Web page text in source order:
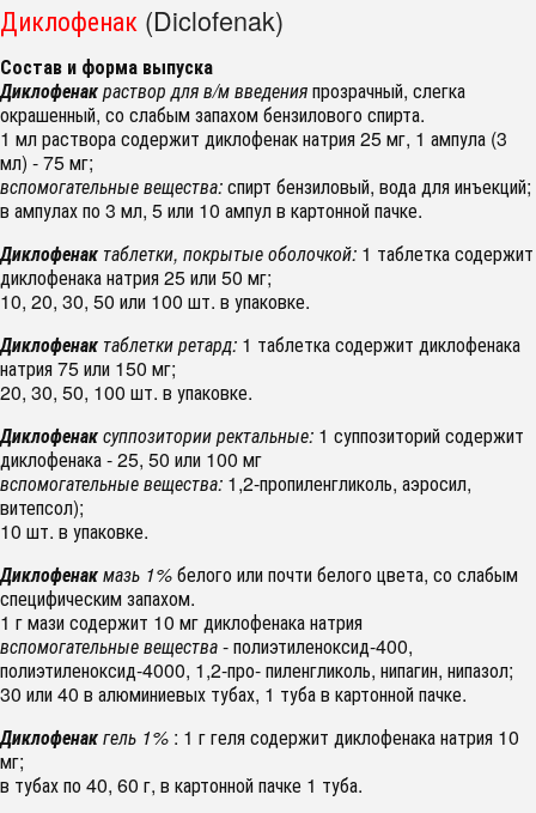
Диклофенак (Diclofenak)
Состав и форма выпуска
Диклофенакраствор для в/м введенияпрозрачный, слегка
окрашенный, со слабым запахом бензилового спирта.
1 мл раствора содержит диклофенак натрия 25 мг, 1 ампула (3
мл) - 75 мг;
вспомогательные вещества:спирт бензиловый, вода для инъекций;
в ампулах по 3 мл, 5 или 10 ампул в картонной пачке.
Диклофенак таблетки, покрытые оболочкой: 1 таблетка содержит
диклофенака натрия 25 или 50 мг;
10, 20, 30, 50 или 100 шт. в упаковке.
Диклофенак таблетки ретард: 1 таблетка содержит диклофенака
натрия 75 или 150 мг;
20, 30, 50, 100 шт. в упаковке.
Диклофенаксуппозитории ректальные: 1 суппозиторий содержит
диклофенака - 25, 50 или 100 мг
вспомогательные вещества: 1,2-пропиленгликоль, аэросил,
витепсол);
10 шт. в упаковке.
Диклофенакмазь 1%белого или почти белого цвета, со слабым
специфическим запахом.
1 г мази содержит 10 мг диклофенака натрия
вспомогательные вещества- полиэтиленоксид-400,
полиэтиленоксид-4000, 1,2-про- пиленгликоль, нипагин, нипазол;
30 или 40 в алюминиевых тубах, 1 туба в картонной пачке.
Диклофенакгель 1% : 1 г геля содержит диклофенака натрия 10
мг;
в тубах по 40, 60 г, в картонной пачке 1 туба.